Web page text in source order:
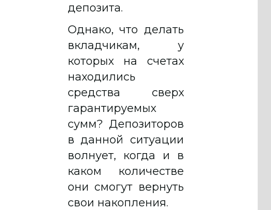
депозита.
Однако, что делать
вкладчикам, у
которых на счетах
находились
средства сверх
гарантируемых
сумм? Депозиторов
в данной ситуации
волнует, когда и в
каком количестве
они смогут вернуть
свои накопления.